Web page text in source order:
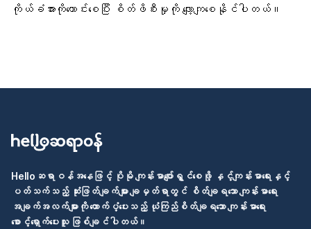
ကိုယ်ခံအားကိုကောင်းစေပြီး စိတ်ဖိစီးမှုကို လျော့ကျစေနိုင်ပါတယ်။
Helloဆရာဝန်အနေဖြင့် ပိုမို ကျန်းမာပျော်ရွှင်စေဖို့ နှင့်ကျန်းမာရေးနှင့်
ပတ်သက်သည့် ဆုံးဖြတ်ချက်များ ချမှတ်ရာတွင် စိတ်ချရသော ကျန်းမာရေး
အချက်အလက်များကို ထောက်ပံ့ပေးသည့် ယုံကြည်စိတ်ချရသော ကျန်းမာရေး
စောင့်ရှောက်ပေးသူ ဖြစ်ချင်ပါတယ်။